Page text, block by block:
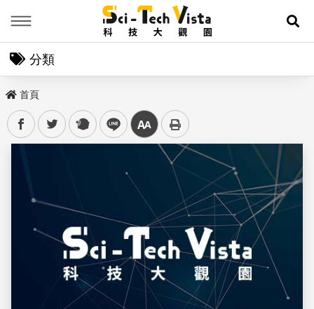
展
分類
首頁
facebooktwitter plurk line 中
儲存